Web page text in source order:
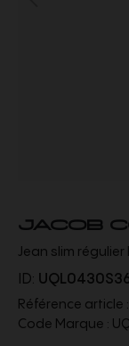
JACOB
Jean slim
ID:
Référence article :
Code Marque :